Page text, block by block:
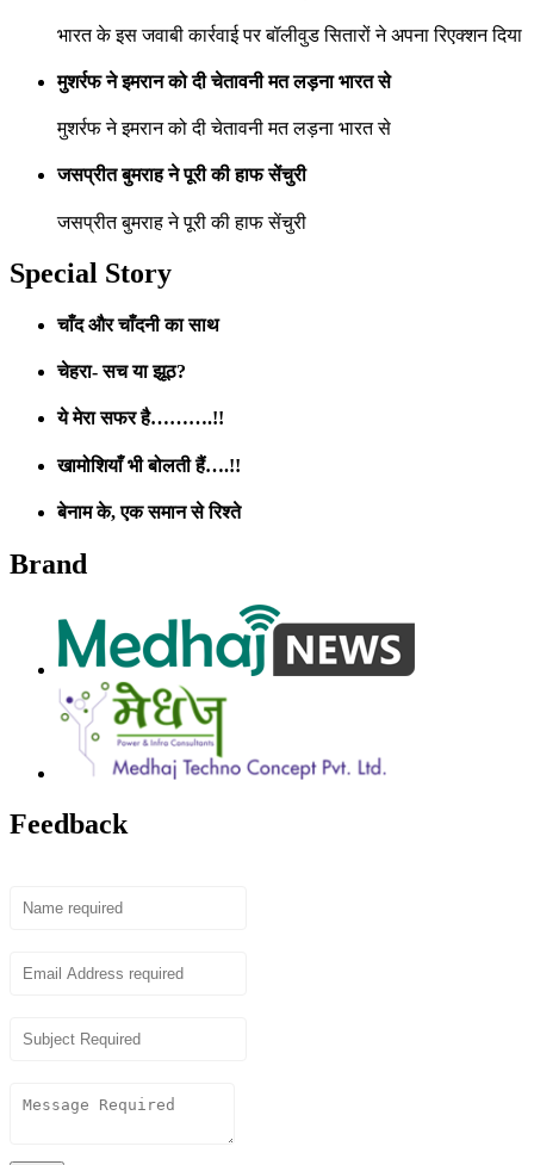
भारत के इस जवाबी कार्रवाई पर बॉलीवुड सितारों ने अपना रिएक्शन दिया
मुशर्रफ ने इमरान को दी चेतावनी मत लड़ना भारत से
मुशर्रफ ने इमरान को दी चेतावनी मत लड़ना भारत से
जसप्रीत बुमराह ने पूरी की हाफ सेंचुरी
जसप्रीत बुमराह ने पूरी की हाफ सेंचुरी
Special Story
चाँद और चाँदनी का साथ
चेहरा- सच या झूठ?
ये मेरा सफर है……….!!
खामोशियाँ भी बोलती हैं….!!
बेनाम के, एक समान से रिश्ते
Brand
Feedback